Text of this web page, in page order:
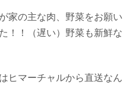
家の主な肉、野菜をお願い
！！（遅い）野菜も新鮮な
ヒマーチャルから直送なん